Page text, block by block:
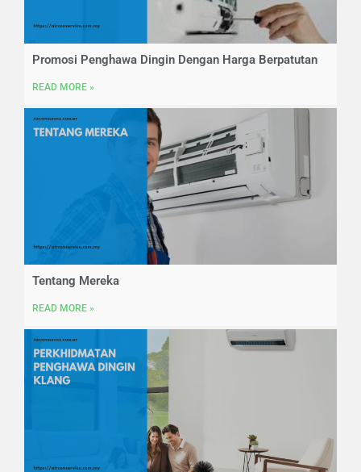
Promosi Penghawa Dingin Dengan Harga Berpatutan
READ MORE »
Tentang Mereka
READ MORE »